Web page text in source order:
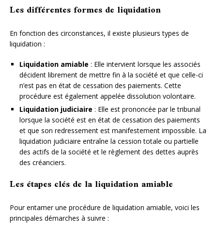
Les différentes formes de liquidation
En fonction des circonstances, il existe plusieurs types de
liquidation :
Liquidation amiable : Elle intervient lorsque les associés
décident librement de mettre fin à la société et que celle-ci
n’est pas en état de cessation des paiements. Cette
procédure est également appelée dissolution volontaire.
Liquidation judiciaire : Elle est prononcée par le tribunal
lorsque la société est en état de cessation des paiements
et que son redressement est manifestement impossible. La
liquidation judiciaire entraîne la cession totale ou partielle
des actifs de la société et le règlement des dettes auprès
des créanciers.
Les étapes clés de la liquidation amiable
Pour entamer une procédure de liquidation amiable, voici les
principales démarches à suivre :